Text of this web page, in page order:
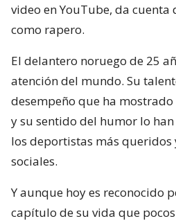
video en YouTube, da
como rapero.
El delantero noruego de 25
atención del mundo. Su
desempeño que ha
y su sentido del humor lo
los deportistas más queridos
sociales.
Y aunque hoy es reconocido
capítulo de su vida que